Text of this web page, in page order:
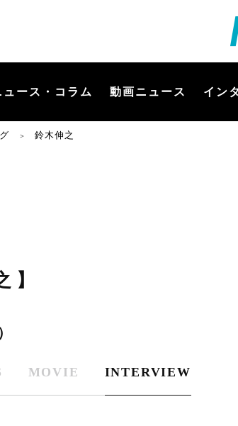
ュース・コラム 動画ニュース イン
＞ 鈴木伸之
】
MOVIE INTERVIEW